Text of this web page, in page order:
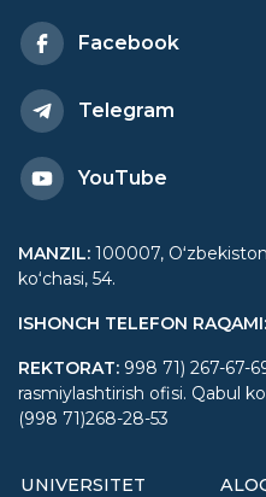
Facebook
Telegram
YouTube
MANZIL: 100007,
koʻchasi, 54.
ISHONCH TELEFON RAQAMI:
REKTORAT: 998 71) 267-67-
rasmiylashtirish ofisi. Qabul
(998 71)268-28-53
UNIVERSITET